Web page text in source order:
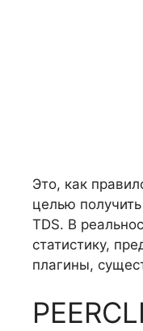
Это, как
целью
TDS. В
статистику,
плагины,